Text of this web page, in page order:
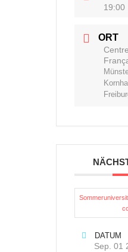
19:00
ORT
DATUM
Sep. 01